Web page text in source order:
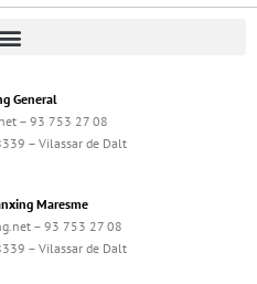
General
– 93 753 27 08
– Vilassar de Dalt
Maresme
– 93 753 27 08
– Vilassar de Dalt